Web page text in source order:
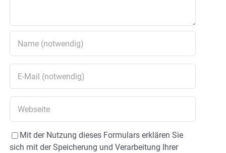
Mit der Nutzung dieses Formulars erklären Sie
sich mit der Speicherung und Verarbeitung Ihrer